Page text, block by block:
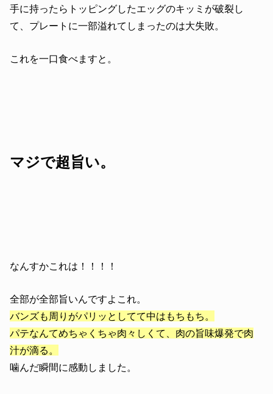
手に持ったらトッピングしたエッグのキッミが破裂し
て、プレートに一部溢れてしまったのは大失敗。
これを一口食べますと。
マジで超旨い。
なんすかこれは！！！！
全部が全部旨いんですよこれ。
バンズも周りがパリッとしてて中はもちもち。
パテなんてめちゃくちゃ肉々しくて、肉の旨味爆発で肉
汁が滴る。
噛んだ瞬間に感動しました。